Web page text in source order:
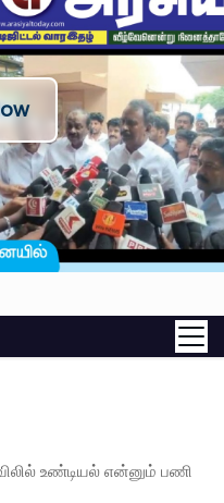
உண்டியல் என்னும் பணி